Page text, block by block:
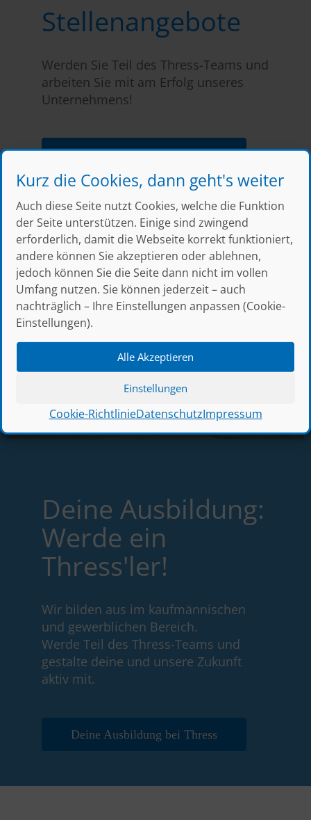
Kurz die Cookies, dann geht's weiter
Auch diese Seite nutzt Cookies, welche die Funktion
der Seite unterstützen. Einige sind zwingend
erforderlich, damit die Webseite korrekt funktioniert,
andere können Sie akzeptieren oder ablehnen,
jedoch können Sie die Seite dann nicht im vollen
Umfang nutzen. Sie können jederzeit – auch
nachträglich – Ihre Einstellungen anpassen (Cookie-
Einstellungen).
Alle Akzeptieren
Einstellungen
Cookie-RichtlinieDatenschutzImpressum
Stellen­angebote
Werden Sie Teil des Thress-Teams und
arbeiten Sie mit am Erfolg unseres
Unternehmens!
Zu den offenen Stellen
Deine Ausbildung:
Werde ein
Thress'ler!
Wir bilden aus im kaufmännischen
und gewerblichen Bereich.
Werde Teil des Thress-Teams und
gestalte deine und unsere Zukunft
aktiv mit.
Deine Ausbildung bei Thress